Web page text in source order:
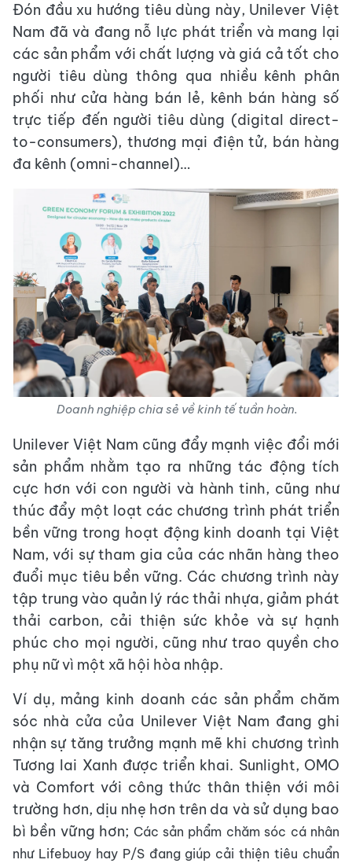
Đón đầu xu hướng tiêu dùng này, Unilever Việt
Nam đã và đang nỗ lực phát triển và mang lại
các sản phẩm với chất lượng và giá cả tốt cho
người tiêu dùng thông qua nhiều kênh phân
phối như cửa hàng bán lẻ, kênh bán hàng số
trực tiếp đến người tiêu dùng (digital direct-
to-consumers), thương mại điện tử, bán hàng
đa kênh (omni-channel)…
Doanh nghiệp chia sẻ về kinh tế tuần hoàn.
Unilever Việt Nam cũng đẩy mạnh việc đổi mới
sản phẩm nhằm tạo ra những tác động tích
cực hơn với con người và hành tinh, cũng như
thúc đẩy một loạt các chương trình phát triển
bền vững trong hoạt động kinh doanh tại Việt
Nam, với sự tham gia của các nhãn hàng theo
đuổi mục tiêu bền vững. Các chương trình này
tập trung vào quản lý rác thải nhựa, giảm phát
thải carbon, cải thiện sức khỏe và sự hạnh
phúc cho mọi người, cũng như trao quyền cho
phụ nữ vì một xã hội hòa nhập.
Ví dụ, mảng kinh doanh các sản phẩm chăm
sóc nhà cửa của Unilever Việt Nam đang ghi
nhận sự tăng trưởng mạnh mẽ khi chương trình
Tương lai Xanh được triển khai. Sunlight, OMO
và Comfort với công thức thân thiện với môi
trường hơn, dịu nhẹ hơn trên da và sử dụng bao
bì bền vững hơn; Các sản phẩm chăm sóc cá nhân
như Lifebuoy hay P/S đang giúp cải thiện tiêu chuẩn